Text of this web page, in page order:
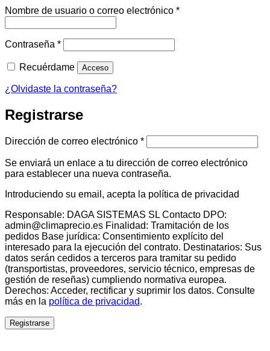
Nombre de usuario o correo electrónico *Obligatorio
Contraseña *Obligatorio
Recuérdame Acceso
¿Olvidaste la contraseña?
Registrarse
Dirección de correo electrónico *Obligatorio
Se enviará un enlace a tu dirección de correo electrónico
para establecer una nueva contraseña.
Introduciendo su email, acepta la política de privacidad
Responsable: DAGA SISTEMAS SL Contacto DPO:
admin@climaprecio.es Finalidad: Tramitación de los
pedidos Base jurídica: Consentimiento explícito del
interesado para la ejecución del contrato. Destinatarios: Sus
datos serán cedidos a terceros para tramitar su pedido
(transportistas, proveedores, servicio técnico, empresas de
gestión de reseñas) cumpliendo normativa europea.
Derechos: Acceder, rectificar y suprimir los datos. Consulte
más en la política de privacidad.
Registrarse